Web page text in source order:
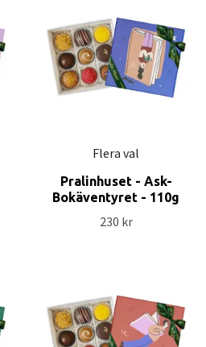
Flera val
Pralinhuset - Ask-
Bokäventyret - 110g
230 kr